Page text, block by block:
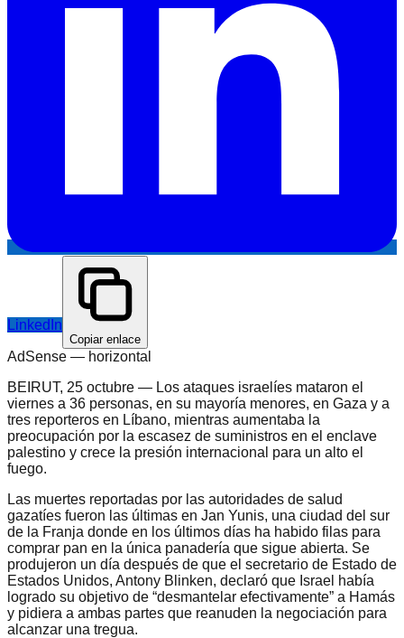
LinkedIn
Copiar enlace
AdSense — horizontal
BEIRUT, 25 octubre — Los ataques israelíes mataron el
viernes a 36 personas, en su mayoría menores, en Gaza y a
tres reporteros en Líbano, mientras aumentaba la
preocupación por la escasez de suministros en el enclave
palestino y crece la presión internacional para un alto el
fuego.
Las muertes reportadas por las autoridades de salud
gazatíes fueron las últimas en Jan Yunis, una ciudad del sur
de la Franja donde en los últimos días ha habido filas para
comprar pan en la única panadería que sigue abierta. Se
produjeron un día después de que el secretario de Estado de
Estados Unidos, Antony Blinken, declaró que Israel había
logrado su objetivo de “desmantelar efectivamente” a Hamás
y pidiera a ambas partes que reanuden la negociación para
alcanzar una tregua.